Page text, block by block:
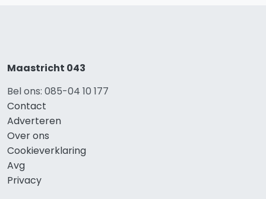
Maastricht 043
Bel ons: 085-04 10 177
Contact
Adverteren
Over ons
Cookieverklaring
Avg
Privacy